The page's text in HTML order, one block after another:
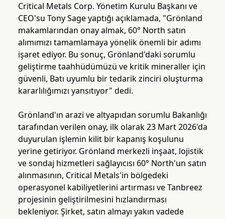
Critical Metals Corp. Yönetim Kurulu Başkanı ve
CEO'su Tony Sage yaptığı açıklamada, "Grönland
makamlarından onay almak, 60° North satın
alımımızı tamamlamaya yönelik önemli bir adımı
işaret ediyor. Bu sonuç, Grönland'daki sorumlu
geliştirme taahhüdümüzü ve kritik mineraller için
güvenli, Batı uyumlu bir tedarik zinciri oluşturma
kararlılığımızı yansıtıyor" dedi.
Grönland'ın arazi ve altyapıdan sorumlu Bakanlığı
tarafından verilen onay, ilk olarak 23 Mart 2026'da
duyurulan işlemin kilit bir kapanış koşulunu
yerine getiriyor. Grönland merkezli inşaat, lojistik
ve sondaj hizmetleri sağlayıcısı 60° North'un satın
alınmasının, Critical Metals'in bölgedeki
operasyonel kabiliyetlerini artırması ve Tanbreez
projesinin geliştirilmesini hızlandırması
bekleniyor. Şirket, satın almayı yakın vadede